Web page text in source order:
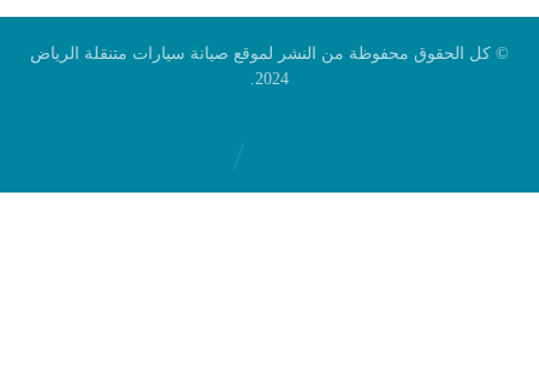
© كل الحقوق محفوظة من النشر لموقع صيانة سيارات متنقلة الرياض
2024.